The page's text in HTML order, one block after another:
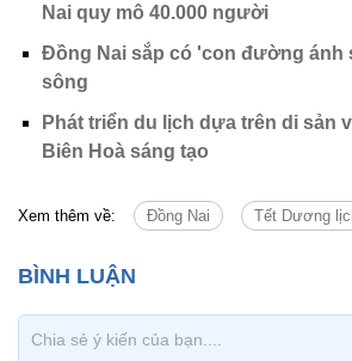
Nai quy mô 40.000 người
Đồng Nai sắp có 'con đường ánh
sông
Phát triển du lịch dựa trên di sản
Biên Hoà sáng tạo
Xem thêm về: Đồng Nai Tết Dương